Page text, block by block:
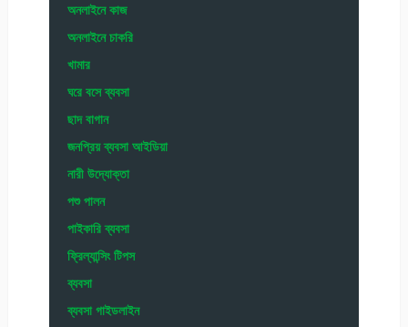
অনলাইনে কাজ
অনলাইনে চাকরি
খামার
ঘরে বসে ব্যবসা
ছাদ বাগান
জনপ্রিয় ব্যবসা আইডিয়া
নারী উদ্যোক্তা
পশু পালন
পাইকারি ব্যবসা
ফ্রিল্যান্সিং টিপস
ব্যবসা
ব্যবসা গাইডলাইন